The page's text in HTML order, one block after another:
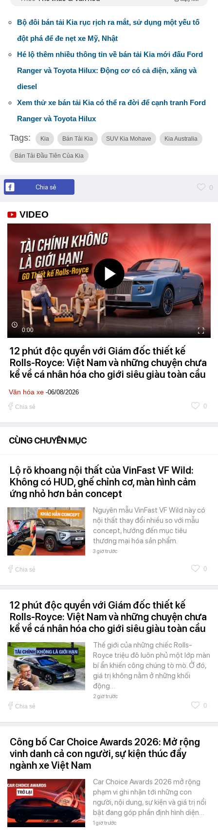
Bộ đôi bán tải Kia rục rịch ra mắt, sử dụng một yếu tố
đột phá để đe nẹt xe Mỹ, Nhật
Hé lộ thêm nhiều thông tin về bán tải Kia mới đấu Ford
Ranger và Toyota Hilux: Động cơ có cả điện, xăng và
diesel
Xem thử xe bán tải Kia có thể ra đời để cạnh tranh Ford
Ranger và Toyota Hilux
Tags: Kia Bán Tải Kia SUV Kia Mohave Kia Australia
Bán Tải Đầu Tiên Của Kia
Chia sẻ 0
VIDEO
0:00
12 phút độc quyền với Giám đốc thiết kế
Rolls-Royce: Việt Nam và những chuyện chưa
kể về cá nhân hóa cho giới siêu giàu toàn cầu
Văn hóa xe -06/08/2026
Chia sẻ 0
CÙNG CHUYÊN MỤC
Lộ rõ khoang nội thất của VinFast VF Wild:
Không có HUD, ghế chỉnh cơ, màn hình cảm
ứng nhỏ hơn bản concept
Nguyên mẫu VinFast VF Wild này có
nội thất thay đổi nhiều so với mẫu
concept, hướng đến mục tiêu
thương mại hóa sản phẩm.
3 giờ trước
Chia sẻ 0
12 phút độc quyền với Giám đốc thiết kế
Rolls-Royce: Việt Nam và những chuyện chưa
kể về cá nhân hóa cho giới siêu giàu toàn cầu
Thế giới của những chiếc Rolls-
Royce triệu đô luôn phủ một lớp màn
bí ẩn khiến công chúng tò mò. Ở đó,
giá trị không nằm ở những khối
động…
2 giờ trước
Chia sẻ 0
Công bố Car Choice Awards 2026: Mở rộng
vinh danh cả con người, sự kiện thúc đẩy
ngành xe Việt Nam
Car Choice Awards 2026 mở rộng
phạm vi ghi nhận tới những con
người, nội dung, sự kiện và giá trị nổi
bật đang góp phần định hình diện…
1 giờ trước